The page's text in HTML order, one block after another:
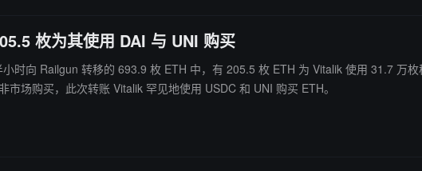
枚为其使用 DAI 与 UNI 购买
Railgun 转移的 693.9 枚 ETH 中，有 205.5 枚 ETH 为 Vitalik 使用 31.7 万枚稳定币
场购买，此次转账 Vitalik 罕见地使用 USDC 和 UNI 购买 ETH。